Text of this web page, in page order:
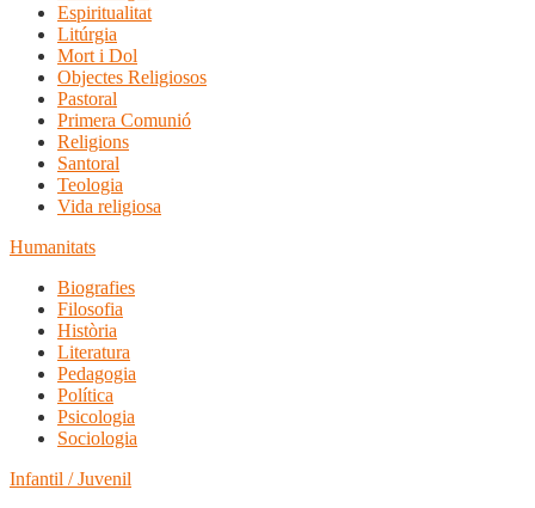
Espiritualitat
Litúrgia
Mort i Dol
Objectes Religiosos
Pastoral
Primera Comunió
Religions
Santoral
Teologia
Vida religiosa
Humanitats
Biografies
Filosofia
Història
Literatura
Pedagogia
Política
Psicologia
Sociologia
Infantil / Juvenil